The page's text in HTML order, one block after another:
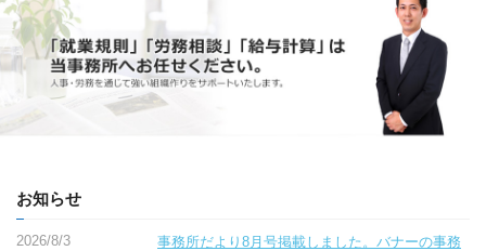
お知らせ
2026/8/3
事務所だより8月号掲載しました。バナーの事務